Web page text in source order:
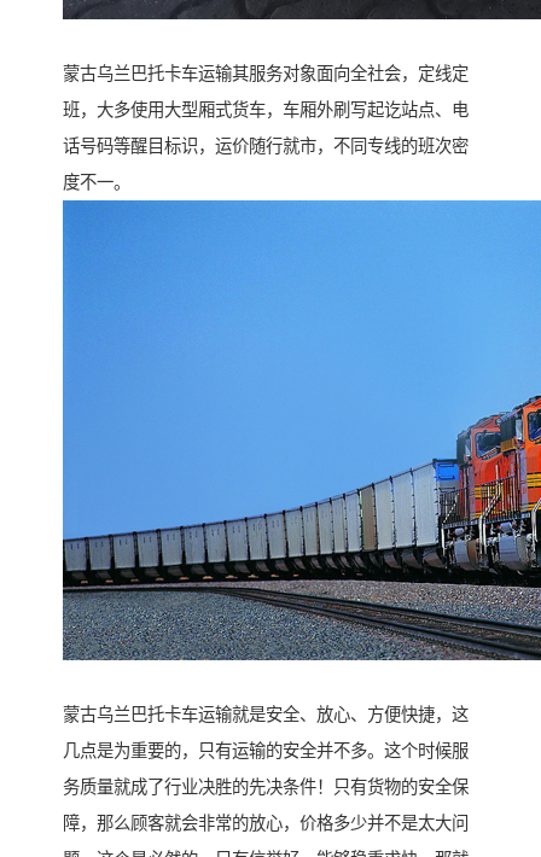
蒙古乌兰巴托卡车运输其服务对象面向全社会，定线定
班，大多使用大型厢式货车，车厢外刷写起讫站点、电
话号码等醒目标识，运价随行就市，不同专线的班次密
度不一。
蒙古乌兰巴托卡车运输就是安全、放心、方便快捷，这
几点是为重要的，只有运输的安全并不多。这个时候服
务质量就成了行业决胜的先决条件！只有货物的安全保
障，那么顾客就会非常的放心，价格多少并不是太大问